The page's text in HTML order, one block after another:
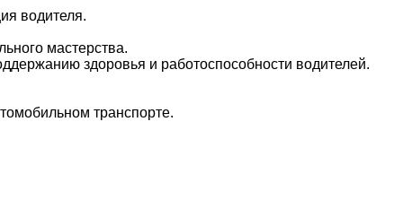
водителя.
мастерства.
здоровья и работоспособности водителей.
транспорте.